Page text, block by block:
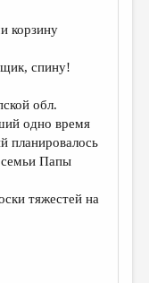
корзину
спину!
обл.
одно время
планировалось
семьи Папы
тяжестей на